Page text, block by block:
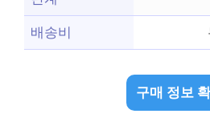
배송비
구매 정보